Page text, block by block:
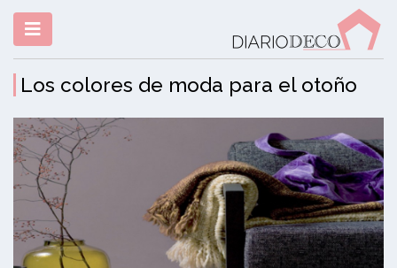
Los colores de moda para el otoño